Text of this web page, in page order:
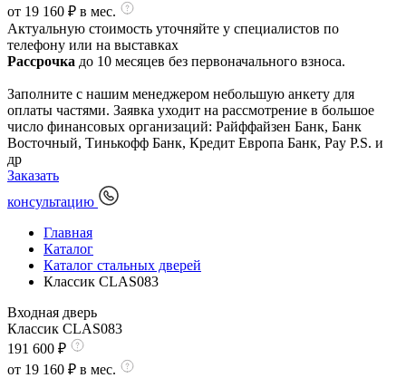
от 19 160 ₽ в мес.
Актуальную стоимость уточняйте у специалистов по
телефону или на выставках
Рассрочка до 10 месяцев без первоначального взноса.
Заполните с нашим менеджером небольшую анкету для
оплаты частями. Заявка уходит на рассмотрение в большое
число финансовых организаций: Райффайзен Банк, Банк
Восточный, Тинькофф Банк, Кредит Европа Банк, Pay P.S. и
др
Заказать
консультацию
Главная
Каталог
Каталог стальных дверей
Классик CLAS083
Входная дверь
Классик CLAS083
191 600 ₽
от 19 160 ₽ в мес.